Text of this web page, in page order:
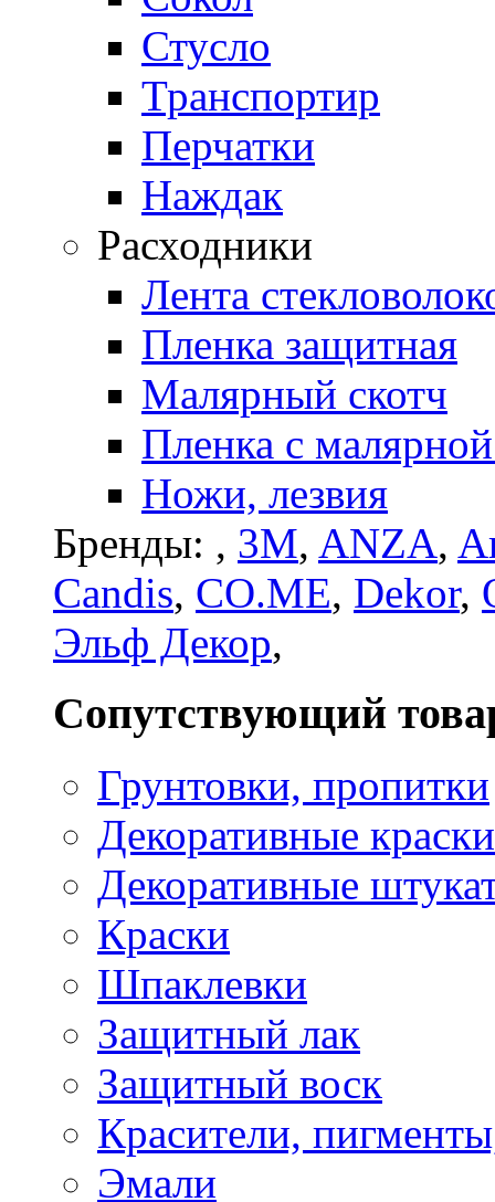
Стусло
Транспортир
Перчатки
Наждак
Расходники
Лента
Пленка защитная
Малярный скотч
Пленка с
Ножи, лезвия
Бренды: , 3M, ANZA,
Candis, CO.ME, Dekor,
Эльф Декор,
Сопутствующий
Грунтовки, пропитки
Декоративные краски
Декоративные
Краски
Шпаклевки
Защитный лак
Защитный воск
Красители,
Эмали